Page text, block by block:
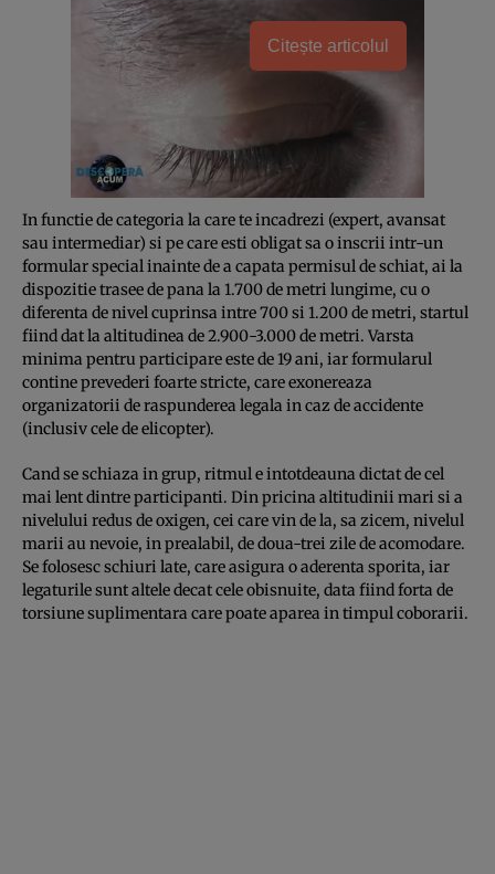
Citește articolul
In functie de categoria la care te incadrezi (expert, avansat
sau intermediar) si pe care esti obligat sa o inscrii intr-un
formular special inainte de a capata permisul de schiat, ai la
dispozitie trasee de pana la 1.700 de metri lungime, cu o
diferenta de nivel cuprinsa intre 700 si 1.200 de metri, startul
fiind dat la altitudinea de 2.900-3.000 de metri. Varsta
minima pentru participare este de 19 ani, iar formularul
contine prevederi foarte stricte, care exonereaza
organizatorii de raspunderea legala in caz de accidente
(inclusiv cele de elicopter).
Cand se schiaza in grup, ritmul e intotdeauna dictat de cel
mai lent dintre participanti. Din pricina altitudinii mari si a
nivelului redus de oxigen, cei care vin de la, sa zicem, nivelul
marii au nevoie, in prealabil, de doua-trei zile de acomodare.
Se folosesc schiuri late, care asigura o aderenta sporita, iar
legaturile sunt altele decat cele obisnuite, data fiind forta de
torsiune suplimentara care poate aparea in timpul coborarii.